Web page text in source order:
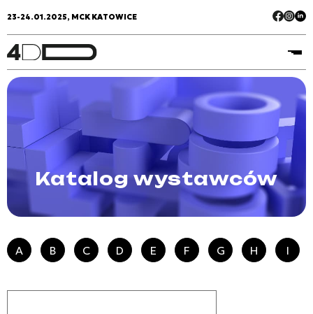
23-24.01.2025, MCK KATOWICE
Katalog wystawców
A B C D E F G H I